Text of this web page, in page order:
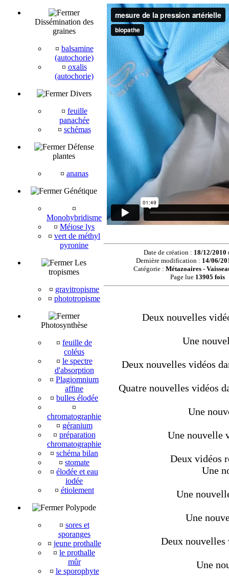
Dissémination des
graines
¤ balsamine
(autochorie)
¤ oxalis
(autochorie)
Divers
¤ feuille
panachée
¤ schémas
Défense
plantes
¤ ananas
Génétique
¤
Monohybridisme
¤ Méiose lys
¤ vert de méthyl
pyronine
Les
tropismes
¤ gravitropisme
¤ phototropisme
Photosynthèse
¤ feuille de
coléus
¤ le spectre
d'absorption
¤ Plagiomnium
affine
¤ bulles élodée
¤
chromatographie
¤ géranium
¤ préparation
chromatographie
¤ schéma bilan
¤ stomate
¤ élodée et eau
iodée
¤ étiolement
Polypode
¤ sores et
sporanges
¤ jeune prothalle
¤ le prothalle
mûr
¤ le sporophyte
Date de création : 18/12/2010
Dernière modification : 14/06/
Catégorie :Métazoaires -
Page lue 13905 fois
Deux nouvelles
Une
Deux nouvelles vidéos
Quatre nouvelles vidéos
Une
Une nouvelle
Deux vidéos
Une
Une
Une
Deux nouvelles
Une